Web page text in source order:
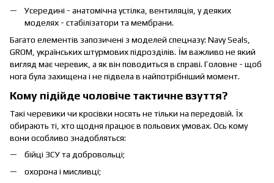
Усередині - анатомічна устілка, вентиляція, у деяких
моделях - стабілізатори та мембрани.
Багато елементів запозичені з моделей спецназу: Navy Seals,
GROM, українських штурмових підрозділів. Їм важливо не який
вигляд має черевик, а як він поводиться в справі. Головне - щоб
нога була захищена і не підвела в найпотрібніший момент.
Кому підійде чоловіче тактичне взуття?
Такі черевики чи кросівки носять не тільки на передовій. Їх
обирають ті, хто щодня працює в польових умовах. Ось кому
вони особливо знадобляться:
бійці ЗСУ та добровольці;
охорона і мисливці;